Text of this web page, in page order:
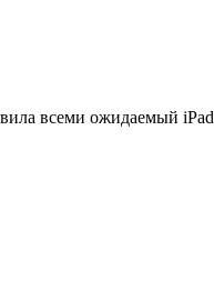
всеми ожидаемый